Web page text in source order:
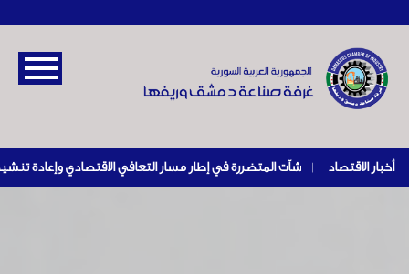
أخبار الاقتصاد |